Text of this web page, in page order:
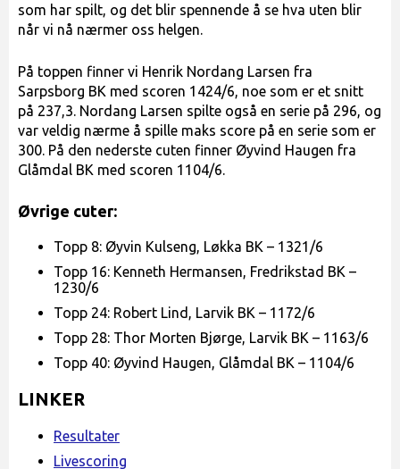
som har spilt, og det blir spennende å se hva uten blir
når vi nå nærmer oss helgen.
På toppen finner vi Henrik Nordang Larsen fra
Sarpsborg BK med scoren 1424/6, noe som er et snitt
på 237,3. Nordang Larsen spilte også en serie på 296, og
var veldig nærme å spille maks score på en serie som er
300. På den nederste cuten finner Øyvind Haugen fra
Glåmdal BK med scoren 1104/6.
Øvrige cuter:
Topp 8: Øyvin Kulseng, Løkka BK – 1321/6
Topp 16: Kenneth Hermansen, Fredrikstad BK –
1230/6
Topp 24: Robert Lind, Larvik BK – 1172/6
Topp 28: Thor Morten Bjørge, Larvik BK – 1163/6
Topp 40: Øyvind Haugen, Glåmdal BK – 1104/6
LINKER
Resultater
Livescoring